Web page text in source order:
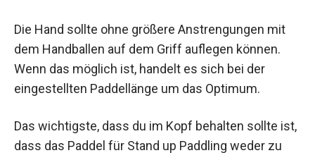
Die Hand sollte ohne größere Anstrengungen mit
dem Handballen auf dem Griff auflegen können.
Wenn das möglich ist, handelt es sich bei der
eingestellten Paddellänge um das Optimum.
Das wichtigste, dass du im Kopf behalten sollte ist,
dass das Paddel für Stand up Paddling weder zu